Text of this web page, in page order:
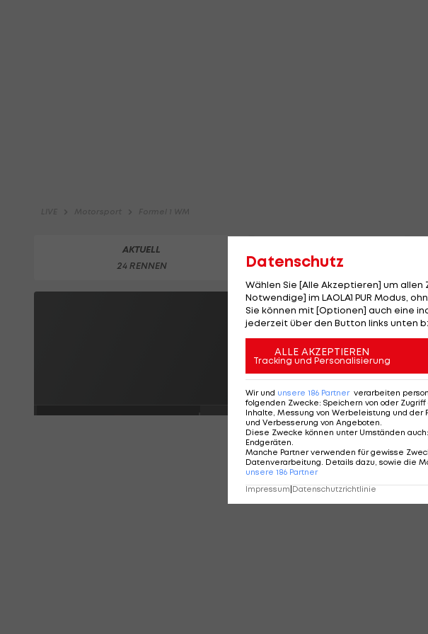
Datenschutz
Wählen Sie [Alle Akzeptieren] um
Notwendige] im LAOLA1 PUR Modus,
Sie können mit [Optionen] auch eine
jederzeit über den Button links unten
ALLE AKZEPTIEREN
Tracking und Personalisierung
Wir und unsere 186 Partner verarbeiten
folgenden Zwecke: Speichern von oder
Inhalte, Messung von Werbeleistung und der
und Verbesserung von Angeboten
Diese Zwecke können unter Umständen auch:
Endgeräten
Manche Partner verwenden für gewisse
Datenverarbeitung. Details dazu, sowie die
unsere 186 Partner
Impressum|Datenschutzrichtlinie